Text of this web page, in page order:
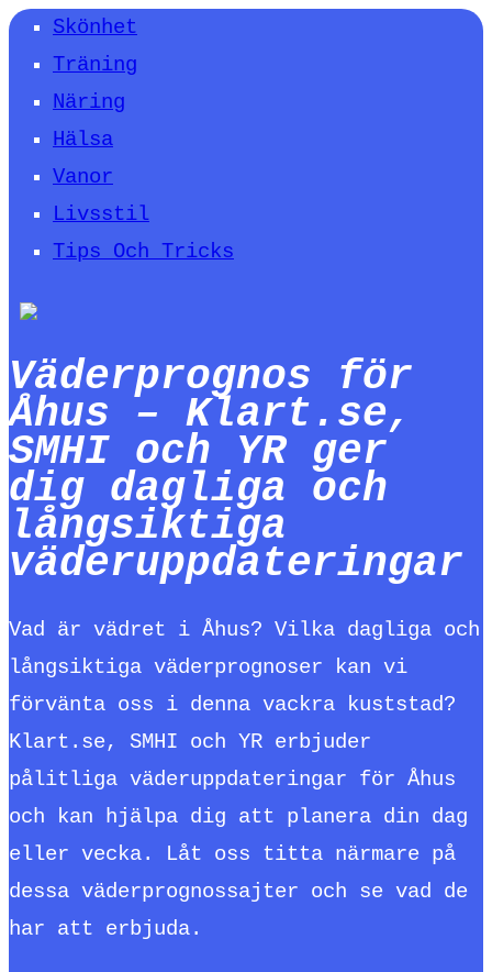
Skönhet
Träning
Näring
Hälsa
Vanor
Livsstil
Tips Och Tricks
Väderprognos för
Åhus – Klart.se,
SMHI och YR ger
dig dagliga och
långsiktiga
väderuppdateringar
Vad är vädret i Åhus? Vilka dagliga och
långsiktiga väderprognoser kan vi
förvänta oss i denna vackra kuststad?
Klart.se, SMHI och YR erbjuder
pålitliga väderuppdateringar för Åhus
och kan hjälpa dig att planera din dag
eller vecka. Låt oss titta närmare på
dessa väderprognossajter och se vad de
har att erbjuda.